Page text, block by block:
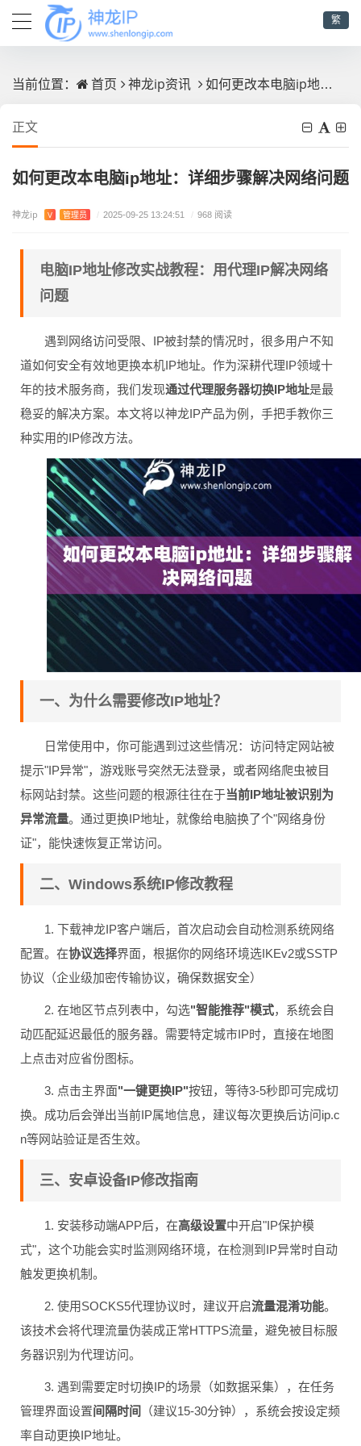
繁
当前位置： 首页 神龙ip资讯 如何更改本电脑ip地址：详细步骤解决网络问题
正文
如何更改本电脑ip地址：详细步骤解决网络问题
神龙ip V 管理员 / 2025-09-25 13:24:51 / 968 阅读
电脑IP地址修改实战教程：用代理IP解决网络
问题
遇到网络访问受限、IP被封禁的情况时，很多用户不知
道如何安全有效地更换本机IP地址。作为深耕代理IP领域十
年的技术服务商，我们发现通过代理服务器切换IP地址是最
稳妥的解决方案。本文将以神龙IP产品为例，手把手教你三
种实用的IP修改方法。
一、为什么需要修改IP地址？
日常使用中，你可能遇到过这些情况：访问特定网站被
提示"IP异常"，游戏账号突然无法登录，或者网络爬虫被目
标网站封禁。这些问题的根源往往在于当前IP地址被识别为
异常流量。通过更换IP地址，就像给电脑换了个"网络身份
证"，能快速恢复正常访问。
二、Windows系统IP修改教程
1. 下载神龙IP客户端后，首次启动会自动检测系统网络
配置。在协议选择界面，根据你的网络环境选IKEv2或SSTP
协议（企业级加密传输协议，确保数据安全）
2. 在地区节点列表中，勾选"智能推荐"模式，系统会自
动匹配延迟最低的服务器。需要特定城市IP时，直接在地图
上点击对应省份图标。
3. 点击主界面"一键更换IP"按钮，等待3-5秒即可完成切
换。成功后会弹出当前IP属地信息，建议每次更换后访问ip.c
n等网站验证是否生效。
三、安卓设备IP修改指南
1. 安装移动端APP后，在高级设置中开启"IP保护模
式"，这个功能会实时监测网络环境，在检测到IP异常时自动
触发更换机制。
2. 使用SOCKS5代理协议时，建议开启流量混淆功能。
该技术会将代理流量伪装成正常HTTPS流量，避免被目标服
务器识别为代理访问。
3. 遇到需要定时切换IP的场景（如数据采集），在任务
管理界面设置间隔时间
（建议15-30分钟），系统会按设定频
率自动更换IP地址。